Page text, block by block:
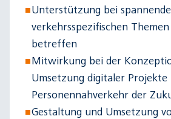
Unterstützung bei
verkehrsspezifischen
betreffen
Mitwirkung bei der
Umsetzung digitaler
Personennahverkehr der
Gestaltung und Umsetzung